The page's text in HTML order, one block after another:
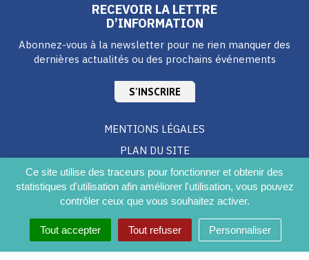
Ce site utilise des traceurs pour fonctionner et obtenir des
statistiques d'utilisation afin améliorer l'utilisation, vous pouvez
contrôler ceux que vous souhaitez activer.
Tout accepter Tout refuser Personnaliser
RECEVOIR LA LETTRE
D’INFORMATION
Abonnez-vous à la newsletter pour ne rien manquer des
dernières actualités ou des prochains événements
S'INSCRIRE
MENTIONS LÉGALES
PLAN DU SITE
CRÉDITS
ACCESSIBILITÉ DU SITE